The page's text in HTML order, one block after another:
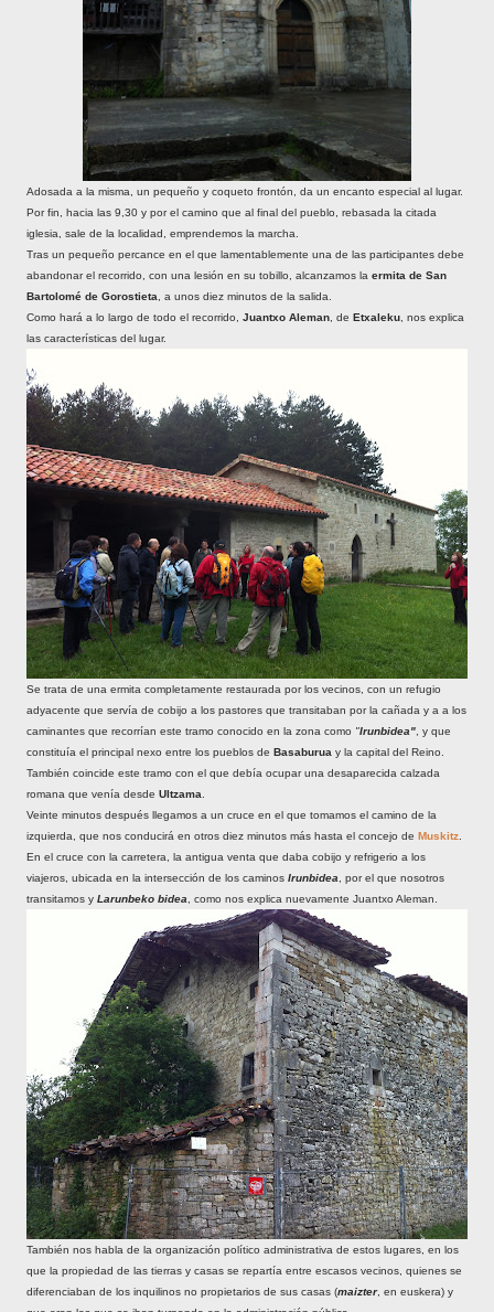
Adosada a la misma, un pequeño y coqueto frontón, da un encanto especial al lugar.
Por fin, hacia las 9,30 y por el camino que al final del pueblo, rebasada la citada
iglesia, sale de la localidad, emprendemos la marcha.
Tras un pequeño percance en el que lamentablemente una de las participantes debe
abandonar el recorrido, con una lesión en su tobillo, alcanzamos la ermita de San
Bartolomé de Gorostieta, a unos diez minutos de la salida.
Como hará a lo largo de todo el recorrido, Juantxo Aleman, de Etxaleku, nos explica
las características del lugar.
Se trata de una ermita completamente restaurada por los vecinos, con un refugio
adyacente que servía de cobijo a los pastores que transitaban por la cañada y a a los
caminantes que recorrían este tramo conocido en la zona como "Irunbidea", y que
constituía el principal nexo entre los pueblos de Basaburua y la capital del Reino.
También coincide este tramo con el que debía ocupar una desaparecida calzada
romana que venía desde Ultzama.
Veinte minutos después llegamos a un cruce en el que tomamos el camino de la
izquierda, que nos conducirá en otros diez minutos más hasta el concejo de Muskitz.
En el cruce con la carretera, la antigua venta que daba cobijo y refrigerio a los
viajeros, ubicada en la intersección de los caminos Irunbidea, por el que nosotros
transitamos y Larunbeko bidea, como nos explica nuevamente Juantxo Aleman.
También nos habla de la organización político administrativa de estos lugares, en los
que la propiedad de las tierras y casas se repartía entre escasos vecinos, quienes se
diferenciaban de los inquilinos no propietarios de sus casas (maizter, en euskera) y